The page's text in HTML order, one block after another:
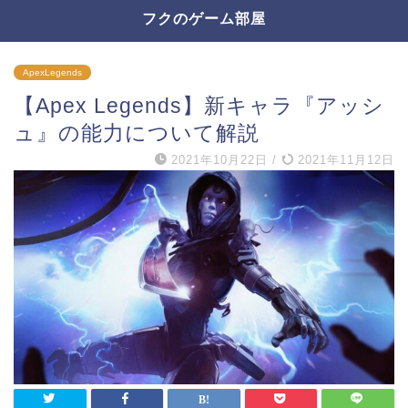
フクのゲーム部屋
ApexLegends
【Apex Legends】新キャラ『アッシ
ュ』の能力について解説
2021年10月22日 / 2021年11月12日